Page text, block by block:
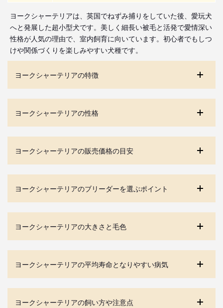
ヨークシャーテリアは、英国でねずみ捕りをしていた後、愛玩犬
へと発展した超小型犬です。美しく細長い被毛と活発で愛情深い
性格が人気の理由で、室内飼育に向いています。初心者でもしつ
けや関係づくりを楽しみやすい犬種です。
ヨークシャーテリアの特徴
ヨークシャーテリアの性格
ヨークシャーテリアの販売価格の目安
ヨークシャーテリアのブリーダーを選ぶポイント
ヨークシャーテリアの大きさと毛色
ヨークシャーテリアの平均寿命となりやすい病気
ヨークシャーテリアの飼い方や注意点